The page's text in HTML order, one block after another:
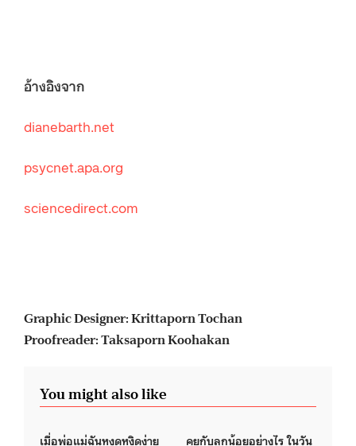
อ้างอิงจาก
dianebarth.net
psycnet.apa.org
sciencedirect.com
Graphic Designer: Krittaporn Tochan
Proofreader: Taksaporn Koohakan
You might also like
เมื่อพ่อแม่ฉันหงุดหงิดง่าย
คุยกับลูกน้อยอย่างไร ในวัน